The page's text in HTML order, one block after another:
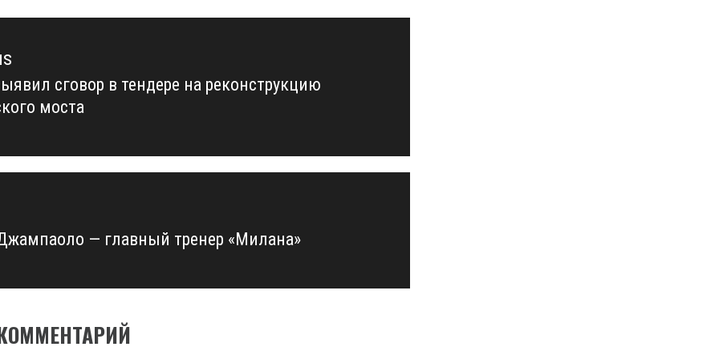
сговор в тендере на реконструкцию
моста
— главный тренер «Милана»